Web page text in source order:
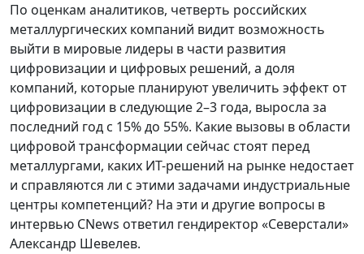
По оценкам аналитиков, четверть российских
металлургических компаний видит возможность
выйти в мировые лидеры в части развития
цифровизации и цифровых решений, а доля
компаний, которые планируют увеличить эффект от
цифровизации в следующие 2–3 года, выросла за
последний год с 15% до 55%. Какие вызовы в области
цифровой трансформации сейчас стоят перед
металлургами, каких ИТ-решений на рынке недостает
и справляются ли с этими задачами индустриальные
центры компетенций? На эти и другие вопросы в
интервью CNews ответил гендиректор «Северстали»
Александр Шевелев.